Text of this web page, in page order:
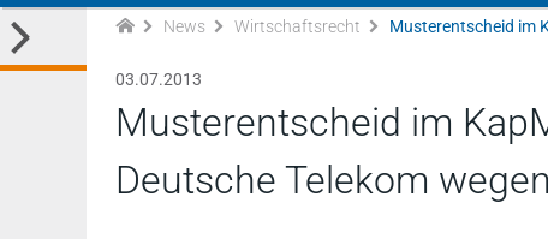
News Wirtschaftsrecht
03.07.2013
Musterentscheid im
Deutsche Telekom